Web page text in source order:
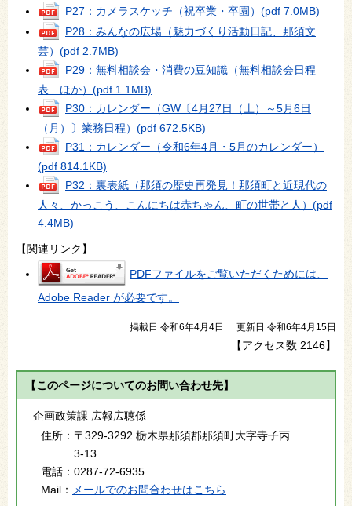
P27：カメラスケッチ（祝卒業・卒園） (pdf 7.0MB)
P28：みんなの広場（魅力づくり活動日記、那須文
芸） (pdf 2.7MB)
P29：無料相談会・消費の豆知識（無料相談会日程
表 ほか） (pdf 1.1MB)
P30：カレンダー（GW〔4月27日（土）～5月6日
（月）〕業務日程） (pdf 672.5KB)
P31：カレンダー（令和6年4月・5月のカレンダー）
(pdf 814.1KB)
P32：裏表紙（那須の歴史再発見！那須町と近現代の
人々、かっこう、こんにちは赤ちゃん、町の世帯と人） (pdf
4.4MB)
【関連リンク】
PDFファイルをご覧いただくためには、
Adobe Reader が必要です。
掲載日 令和6年4月4日 更新日 令和6年4月15日
【アクセス数 2146】
【このページについてのお問い合わせ先】
企画政策課 広報広聴係
住所： 〒329-3292 栃木県那須郡那須町大字寺子丙
3-13
電話： 0287-72-6935
Mail： メールでのお問合わせはこちら